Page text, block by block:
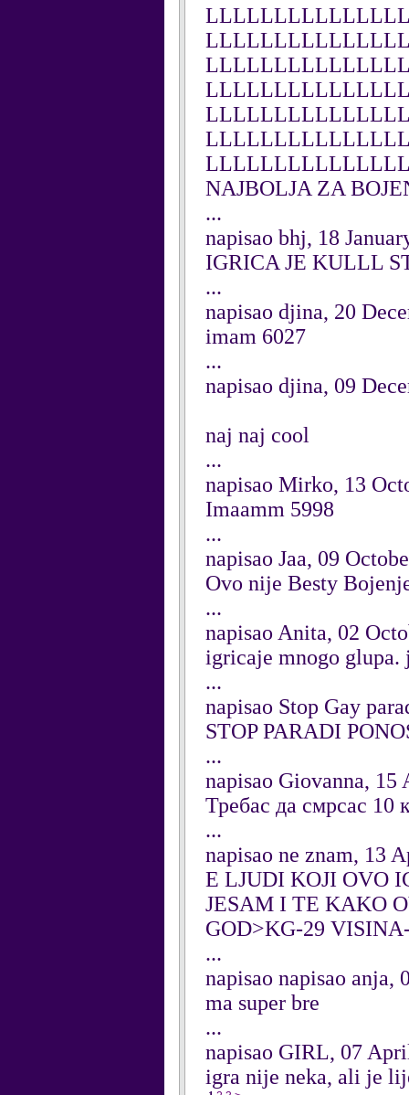
NAJBOLJA ZA
...
napisao bhj, 18
IGRICA JE KULLL
...
napisao djina, 20
imam 6027
...
napisao djina, 09
naj naj cool
...
napisao Mirko, 13
Imaamm 5998
...
napisao Jaa, 09
Ovo nije Besty
...
napisao Anita, 02
igricaje mnogo glupa.
...
napisao Stop Gay
STOP PARADI
...
napisao Giovanna, 15
Требас да смрсас 10
...
napisao ne znam, 13
E LJUDI KOJI OVO
JESAM I TE KAKO
GOD>KG-29
...
napisao napisao anja,
ma super bre
...
napisao GIRL, 07
igra nije neka, ali je